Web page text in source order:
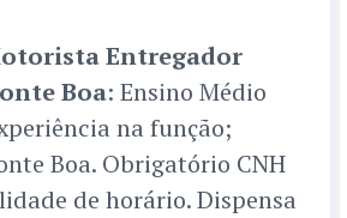
Entregador
Boa: Ensino Médio
na função;
Boa. Obrigatório CNH
de horário. Dispensa